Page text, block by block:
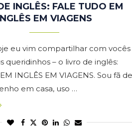
INGLÊS: FALE TUDO EM
EM VIAGENS
eu vim compartilhar com vocês
queridinhos – o livro de inglês:
INGLÊS EM VIAGENS. Sou fã de
em casa, uso …